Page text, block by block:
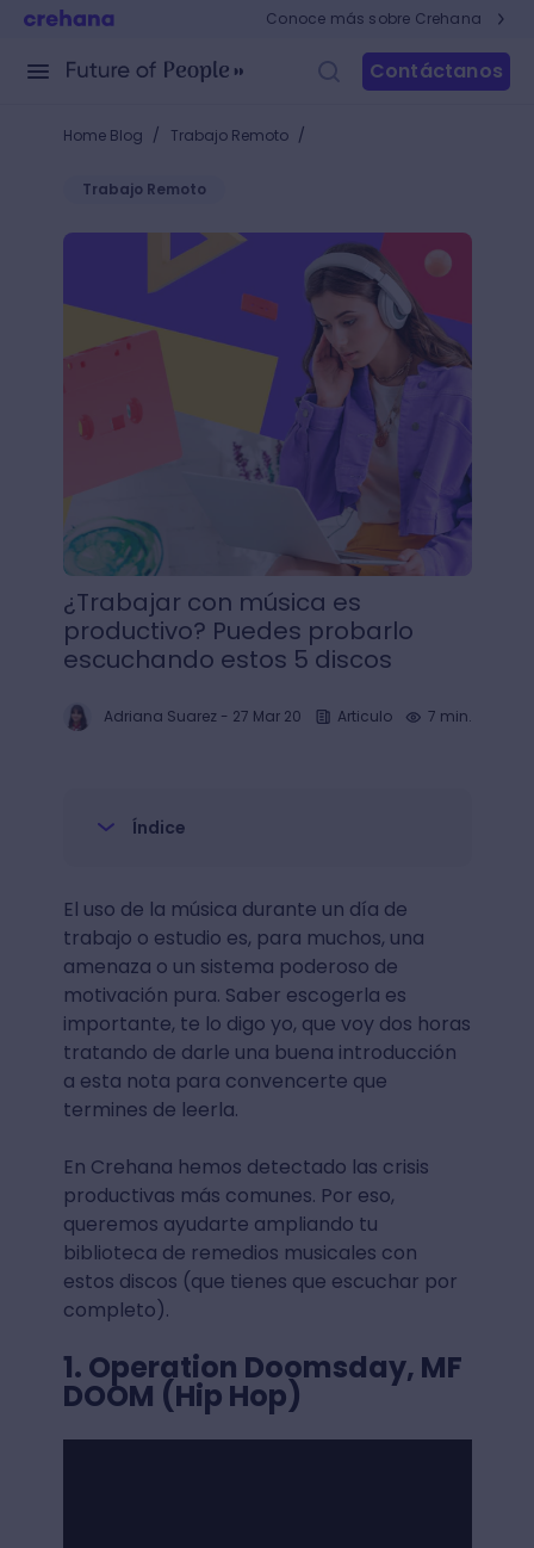
Conoce más sobre Crehana
Contáctanos
Home Blog / Trabajo Remoto /
Trabajo Remoto
¿Trabajar con música es productivo? Puedes
¿Trabajar con música es
productivo? Puedes probarlo
escuchando estos 5 discos
Adriana Suarez- 27 Mar 20 Articulo 7 min.
Índice
El uso de la música durante un día de
trabajo o estudio es, para muchos, una
amenaza o un sistema poderoso de
motivación pura. Saber escogerla es
importante, te lo digo yo, que voy dos horas
tratando de darle una buena introducción
a esta nota para convencerte que
termines de leerla.
En Crehana hemos detectado las crisis
productivas más comunes. Por eso,
queremos ayudarte ampliando tu
biblioteca de remedios musicales con
estos discos (que tienes que escuchar por
completo).
1. Operation Doomsday, MF
DOOM (Hip Hop)